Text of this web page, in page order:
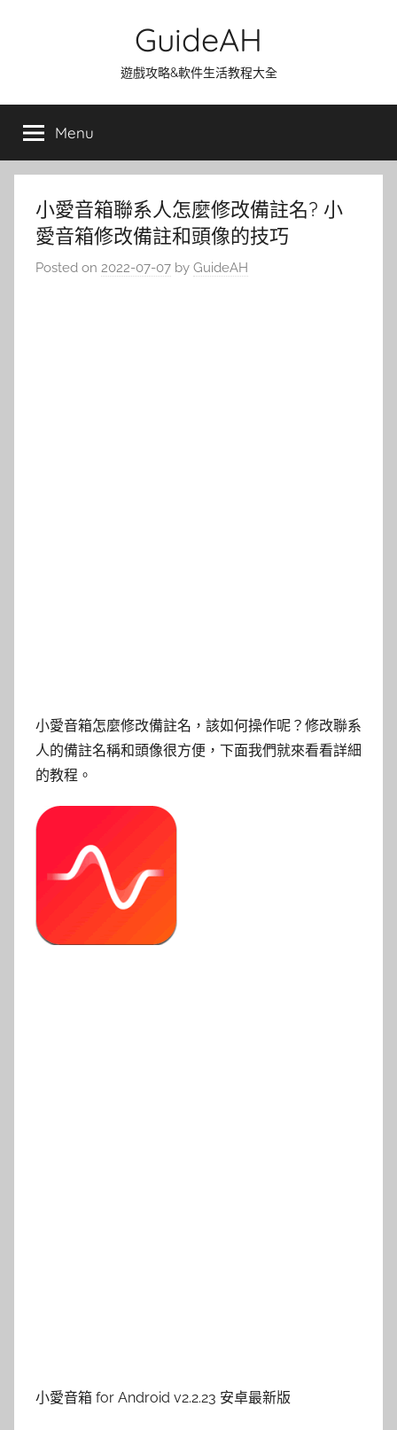
GuideAH
遊戲攻略&軟件生活教程大全
Menu
小愛音箱聯系人怎麼修改備註名? 小
愛音箱修改備註和頭像的技巧
Posted on 2022-07-07 by GuideAH
小愛音箱怎麼修改備註名，該如何操作呢？修改聯系
人的備註名稱和頭像很方便，下面我們就來看看詳細
的教程。
小愛音箱 for Android v2.2.23 安卓最新版